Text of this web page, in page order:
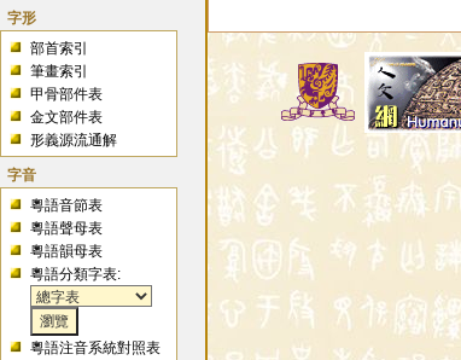
字形
部首索引
筆畫索引
甲骨部件表
金文部件表
形義源流通解
字音
粵語音節表
粵語聲母表
粵語韻母表
粵語分類字表:
粵語注音系統對照表